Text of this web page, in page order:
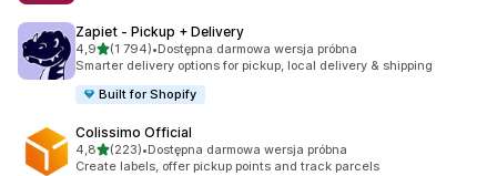
Zapiet ‑ Pickup + Delivery
4,9na 5 gwiazdek
(1 794)
Łączna liczba recenzji: 1794
•Dostępna darmowa wersja próbna
Smarter delivery options for pickup, local delivery & shipping
Built for Shopify
Colissimo Official
4,8na 5 gwiazdek
(223)
Łączna liczba recenzji: 223
•Dostępna darmowa wersja próbna
Create labels, offer pickup points and track parcels